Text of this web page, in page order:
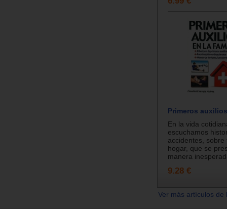
Primeros
En la vida
escuchamos
accidentes, sobre
hogar, que se
manera
9.28 €
Ver más artículos